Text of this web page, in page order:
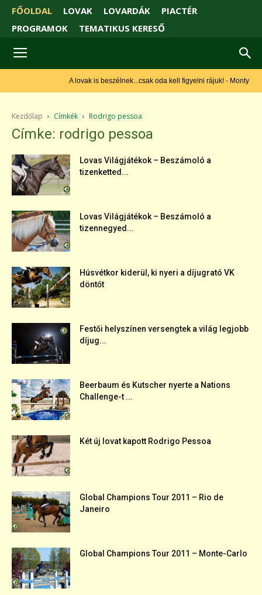
FŐOLDAL LOVAK LOVARDÁK
PIACTÉR
PROGRAMOK
TEMATIKUS KERESŐ
A lovak is beszélnek...csak oda kell figyelni rájuk! - Monty Roberts
Kezdőlap Címkék Rodrigo pessoa
Címke: rodrigo pessoa
Lovas Világjátékok – Beszámoló a
tizenketted...
Lovas Világjátékok – Beszámoló a
tizennegyed...
Húsvétkor kiderül, ki nyeri a díjugrató VK
döntőt
Festői helyszínen versengtek a világ legjobb
díjug...
Beerbaum és Kutscher nyerte a Nations
Challenge-t ...
Két új lovat kapott Rodrigo Pessoa
Global Champions Tour 2011 – Rio de
Janeiro
Global Champions Tour 2011 – Monte-Carlo